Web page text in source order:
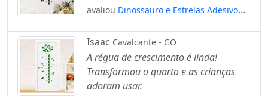
avaliou Dinossauro e Estrelas Adesivo
de Altura para Quarto, Porta e Parede
Mod:34
Isaac Cavalcante - GO
A régua de crescimento é linda!
Transformou o quarto e as crianças
adoram usar.